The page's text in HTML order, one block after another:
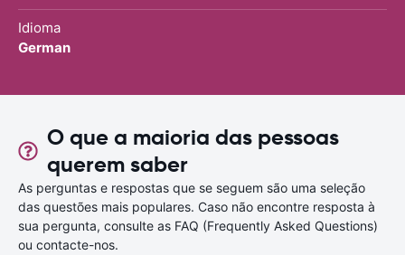
Idioma
German
O que a maioria das pessoas
querem saber
As perguntas e respostas que se seguem são uma seleção
das questões mais populares. Caso não encontre resposta à
sua pergunta, consulte as FAQ (Frequently Asked Questions)
ou contacte-nos.